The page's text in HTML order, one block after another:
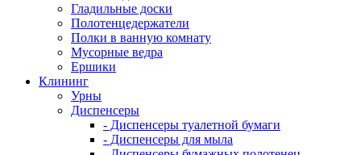
Гладильные доски
Полотенцедержатели
Полки в ванную комнату
Мусорные ведра
Ершики
Клининг
Урны
Диспенсеры
- Диспенсеры туалетной бумаги
- Диспенсеры для мыла